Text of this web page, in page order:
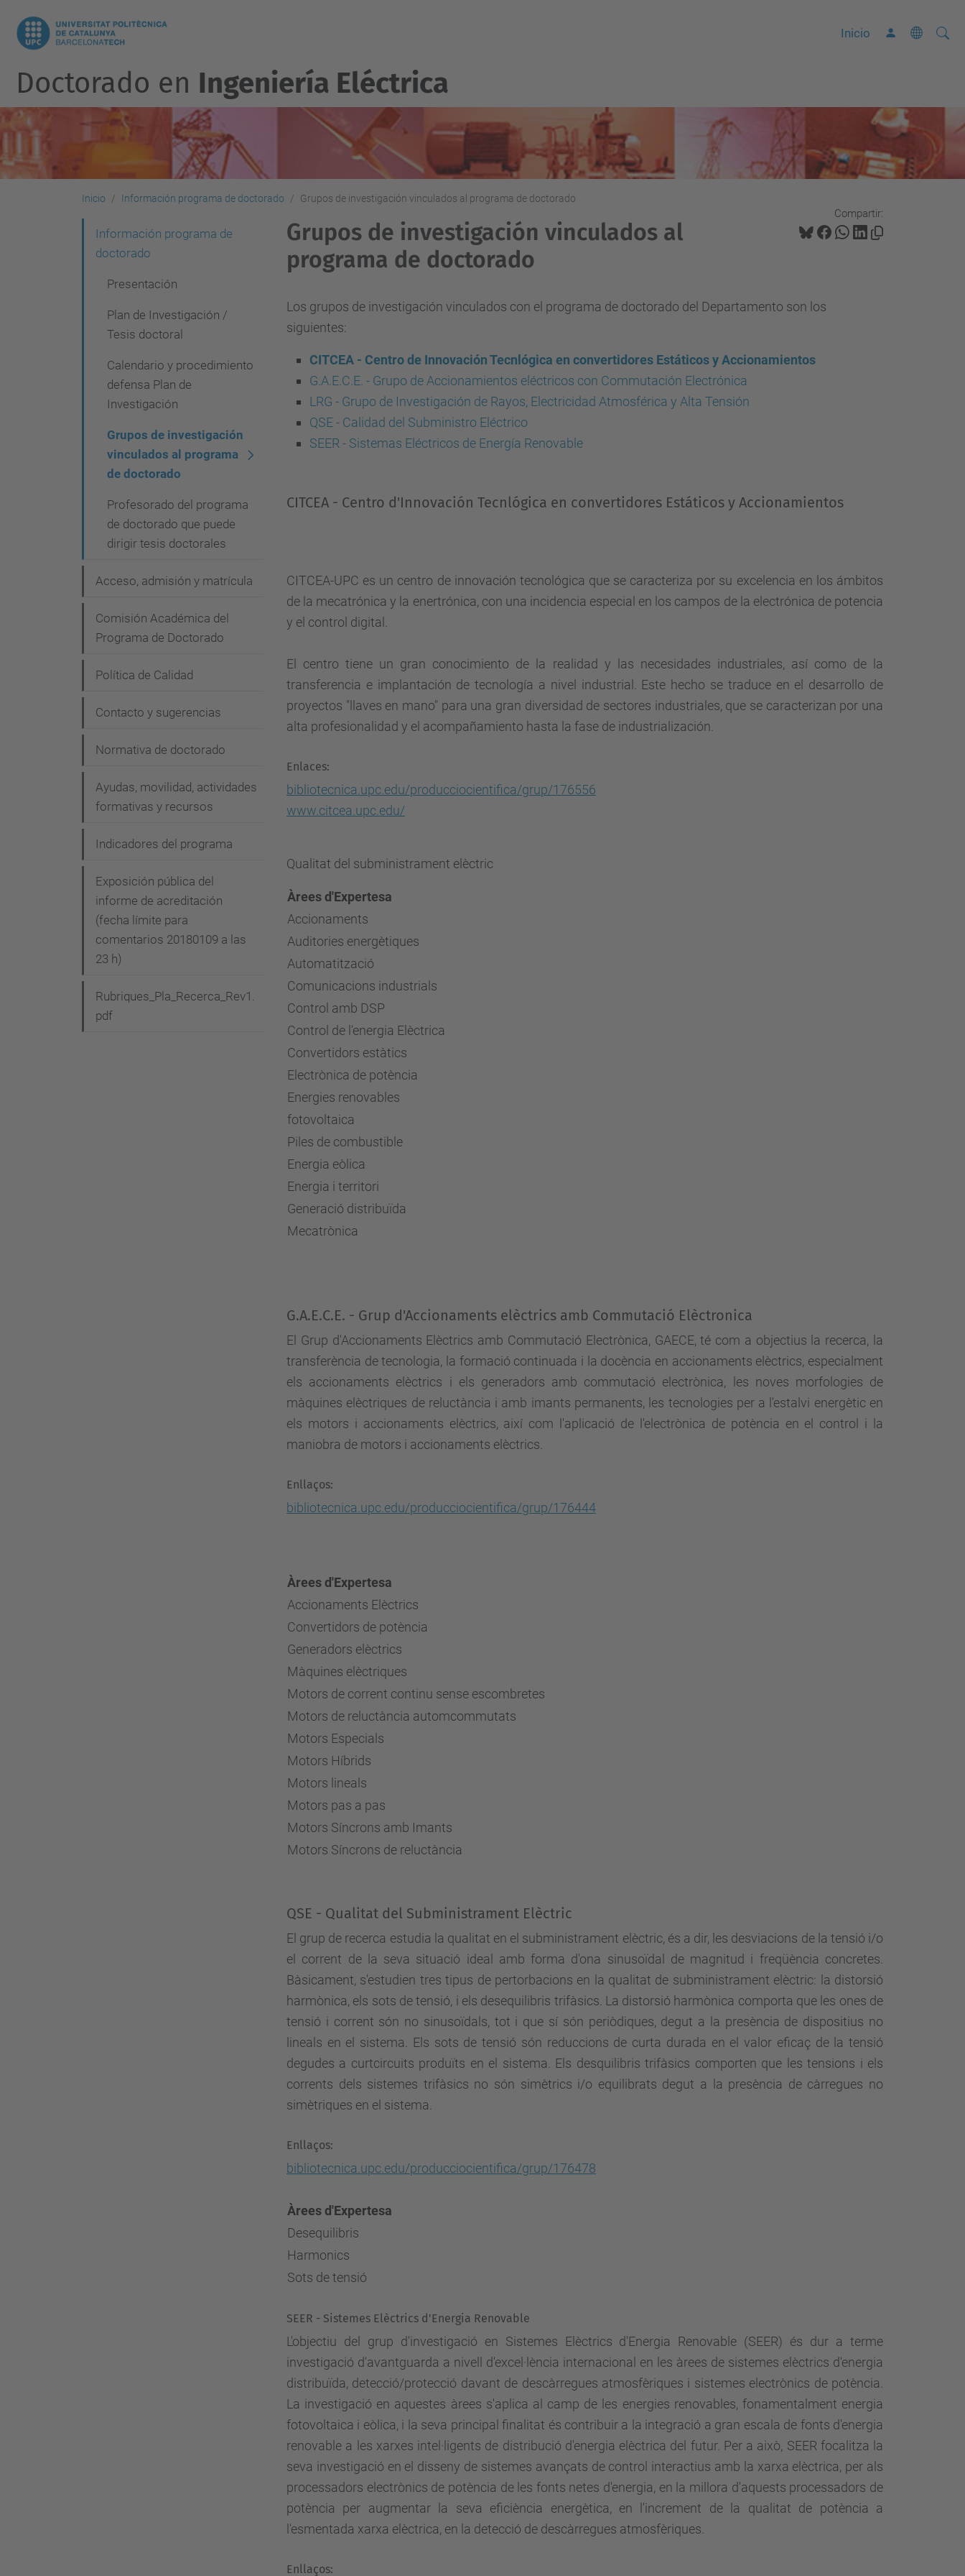
Inicio
B
d
a
Doctorado en Ingeniería Eléctrica
Inicio Información programa de doctorado Grupos de investigación vinculados al programa de doctorado
Compartir:
Grupos de investigación vinculados al
programa de doctorado
Los grupos de investigación vinculados con el programa de doctorado del Departamento son los
siguientes:
CITCEA - Centro de Innovación Tecnlógica en convertidores Estáticos y Accionamientos
G.A.E.C.E. - Grupo de Accionamientos eléctricos con Commutación Electrónica
LRG - Grupo de Investigación de Rayos, Electricidad Atmosférica y Alta Tensión
QSE - Calidad del Subministro Eléctrico
SEER - Sistemas Eléctricos de Energía Renovable
CITCEA - Centro d'Innovación Tecnlógica en convertidores Estáticos y Accionamientos
CITCEA-UPC es un centro de innovación tecnológica que se caracteriza por su excelencia en los ámbitos
de la mecatrónica y la enertrónica, con una incidencia especial en los campos de la electrónica de potencia
y el control digital.
El centro tiene un gran conocimiento de la realidad y las necesidades industriales, así como de la
transferencia e implantación de tecnología a nivel industrial. Este hecho se traduce en el desarrollo de
proyectos "llaves en mano" para una gran diversidad de sectores industriales, que se caracterizan por una
alta profesionalidad y el acompañamiento hasta la fase de industrialización.
Enlaces:
bibliotecnica.upc.edu/producciocientifica/grup/176556
www.citcea.upc.edu/
Qualitat del subministrament elèctric
Àrees d'Expertesa
Accionaments
Auditories energètiques
Automatització
Comunicacions industrials
Control amb DSP
Control de l'energia Elèctrica
Convertidors estàtics
Electrònica de potència
Energies renovables
fotovoltaica
Piles de combustible
Energia eòlica
Energia i territori
Generació distribuïda
Mecatrònica
G.A.E.C.E. - Grup d'Accionaments elèctrics amb Commutació Elèctronica
El Grup d'Accionaments Elèctrics amb Commutació Electrònica, GAECE, té com a objectius la recerca, la
transferència de tecnologia, la formació continuada i la docència en accionaments elèctrics, especialment
els accionaments elèctrics i els generadors amb commutació electrònica, les noves morfologies de
màquines elèctriques de reluctància i amb imants permanents, les tecnologies per a l'estalvi energètic en
els motors i accionaments elèctrics, així com l'aplicació de l'electrònica de potència en el control i la
maniobra de motors i accionaments elèctrics.
Enllaços:
bibliotecnica.upc.edu/producciocientifica/grup/176444
Àrees d'Expertesa
Accionaments Elèctrics
Convertidors de potència
Generadors elèctrics
Màquines elèctriques
Motors de corrent continu sense escombretes
Motors de reluctància automcommutats
Motors Especials
Motors Híbrids
Motors lineals
Motors pas a pas
Motors Síncrons amb Imants
Motors Síncrons de reluctància
QSE - Qualitat del Subministrament Elèctric
El grup de recerca estudia la qualitat en el subministrament elèctric, és a dir, les desviacions de la tensió i/o
el corrent de la seva situació ideal amb forma d'ona sinusoïdal de magnitud i freqüència concretes.
Bàsicament, s'estudien tres tipus de pertorbacions en la qualitat de subministrament elèctric: la distorsió
harmònica, els sots de tensió, i els desequilibris trifàsics. La distorsió harmònica comporta que les ones de
tensió i corrent són no sinusoïdals, tot i que sí són periòdiques, degut a la presència de dispositius no
lineals en el sistema. Els sots de tensió són reduccions de curta durada en el valor eficaç de la tensió
degudes a curtcircuits produïts en el sistema. Els desquilibris trifàsics comporten que les tensions i els
corrents dels sistemes trifàsics no són simètrics i/o equilibrats degut a la presència de càrregues no
simètriques en el sistema.
Enllaços:
bibliotecnica.upc.edu/producciocientifica/grup/176478
Àrees d'Expertesa
Desequilibris
Harmonics
Sots de tensió
SEER - Sistemes Elèctrics d'Energia Renovable
L'objectiu del grup d'investigació en Sistemes Elèctrics d'Energia Renovable (SEER) és dur a terme
investigació d'avantguarda a nivell d'excel·lència internacional en les àrees de sistemes elèctrics d'energia
distribuïda, detecció/protecció davant de descàrregues atmosfèriques i sistemes electrònics de potència.
La investigació en aquestes àrees s'aplica al camp de les energies renovables, fonamentalment energia
fotovoltaica i eòlica, i la seva principal finalitat és contribuir a la integració a gran escala de fonts d'energia
renovable a les xarxes intel·ligents de distribució d'energia elèctrica del futur. Per a això, SEER focalitza la
seva investigació en el disseny de sistemes avançats de control interactius amb la xarxa elèctrica, per als
processadors electrònics de potència de les fonts netes d'energia, en la millora d'aquests processadors de
potència per augmentar la seva eficiència energètica, en l'increment de la qualitat de potència a
l'esmentada xarxa elèctrica, en la detecció de descàrregues atmosfèriques.
Enllaços:
Información programa de
doctorado
Presentación
Plan de Investigación /
Tesis doctoral
Calendario y procedimiento
defensa Plan de
Investigación
Grupos de investigación
vinculados al programa
de doctorado
Profesorado del programa
de doctorado que puede
dirigir tesis doctorales
Acceso, admisión y matrícula
Comisión Académica del
Programa de Doctorado
Política de Calidad
Contacto y sugerencias
Normativa de doctorado
Ayudas, movilidad, actividades
formativas y recursos
Indicadores del programa
Exposición pública del
informe de acreditación
(fecha límite para
comentarios 20180109 a las
23 h)
Rubriques_Pla_Recerca_Rev1.
pdf